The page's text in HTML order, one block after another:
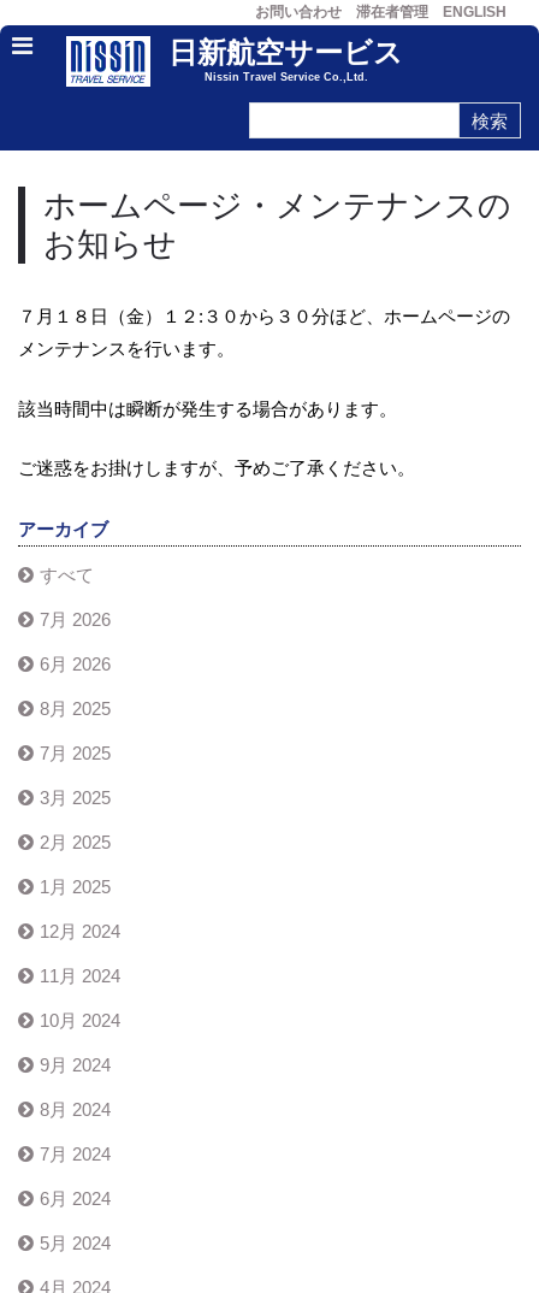
お問い合わせ 滞在者管理 ENGLISH
日新航空サービス
Nissin Travel Service Co.,Ltd.
ホームページ・メンテナンスの
お知らせ
７月１８日（金）１２:３０から３０分ほど、ホームページの
メンテナンスを行います。
該当時間中は瞬断が発生する場合があります。
ご迷惑をお掛けしますが、予めご了承ください。
アーカイブ
すべて
7月 2026
6月 2026
8月 2025
7月 2025
3月 2025
2月 2025
1月 2025
12月 2024
11月 2024
10月 2024
9月 2024
8月 2024
7月 2024
6月 2024
5月 2024
4月 2024